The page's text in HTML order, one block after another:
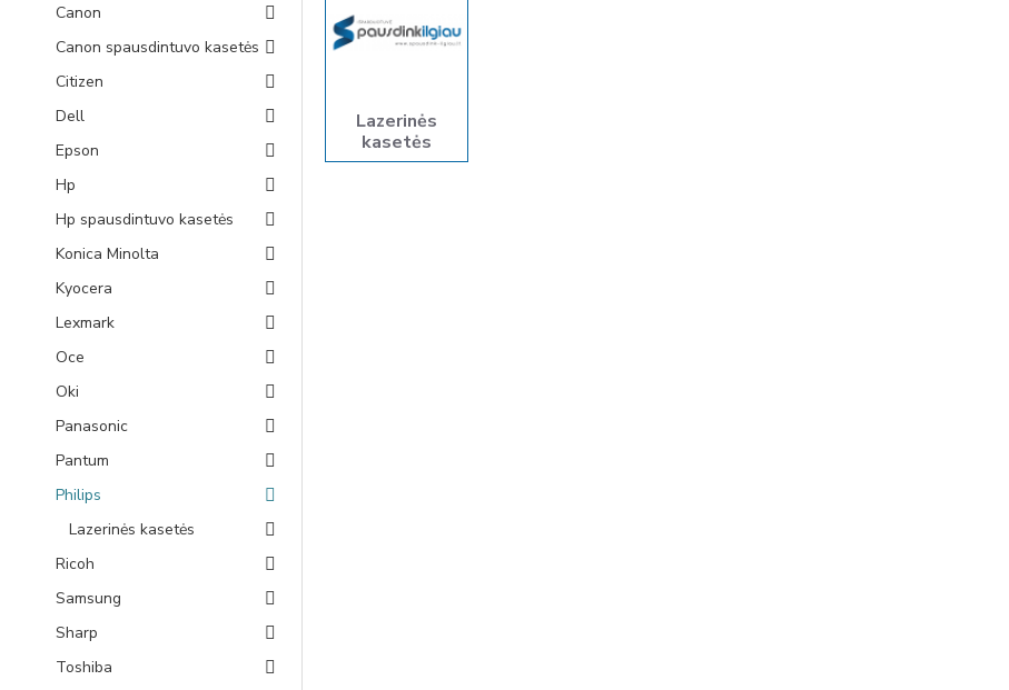
Canon
Canon spausdintuvo kasetės
Citizen
Dell
Epson
Hp
Hp spausdintuvo kasetės
Konica Minolta
Kyocera
Lexmark
Oce
Oki
Panasonic
Pantum
Philips
Lazerinės kasetės
Ricoh
Samsung
Sharp
Toshiba
Lazerinės
kasetės